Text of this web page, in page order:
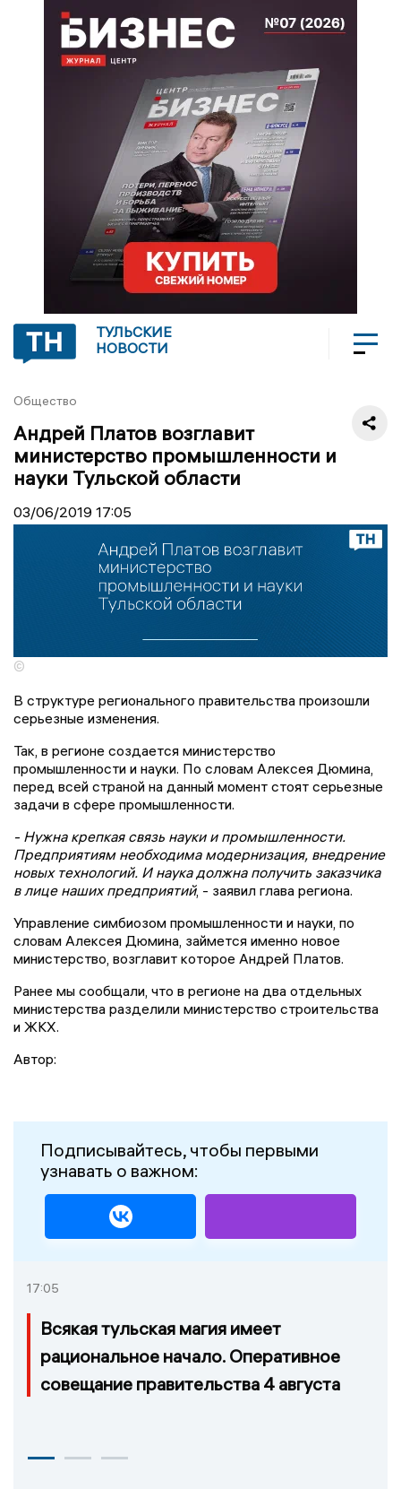
ТУЛЬСКИЕ
НОВОСТИ
Общество
Андрей Платов возглавит
министерство промышленности и
науки Тульской области
03/06/2019 17:05
©
В структуре регионального правительства произошли
серьезные изменения.
Так, в регионе создается министерство
промышленности и науки. По словам Алексея Дюмина,
перед всей страной на данный момент стоят серьезные
задачи в сфере промышленности.
- Нужна крепкая связь науки и промышленности.
Предприятиям необходима модернизация, внедрение
новых технологий. И наука должна получить заказчика
в лице наших предприятий, - заявил глава региона.
Управление симбиозом промышленности и науки, по
словам Алексея Дюмина, займется именно новое
министерство, возглавит которое Андрей Платов.
Ранее мы сообщали, что в регионе на два отдельных
министерства разделили министерство строительства
и ЖКХ.
Автор:
Подписывайтесь, чтобы первыми
узнавать о важном:
17:05
Всякая тульская магия имеет
рациональное начало. Оперативное
совещание правительства 4 августа